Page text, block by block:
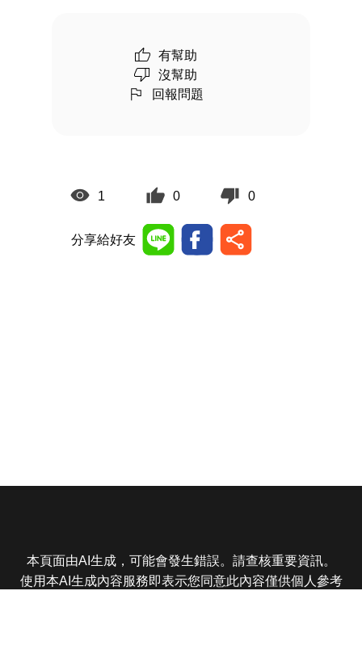
有幫助
沒幫助
回報問題
1 0 0
分享給好友
本頁面由AI生成，可能會發生錯誤。請查核重要資訊。
使用本AI生成內容服務即表示您同意此內容僅供個人參考